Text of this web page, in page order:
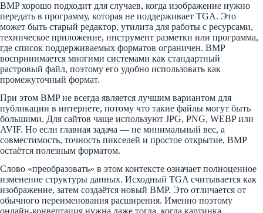
BMP хорошо подходит для случаев, когда изображение нужно
передать в программу, которая не поддерживает TGA. Это
может быть старый редактор, утилита для работы с ресурсами,
техническое приложение, инструмент разметки или программа,
где список поддерживаемых форматов ограничен. BMP
воспринимается многими системами как стандартный
растровый файл, поэтому его удобно использовать как
промежуточный формат.
При этом BMP не всегда является лучшим вариантом для
публикации в интернете, потому что такие файлы могут быть
большими. Для сайтов чаще используют JPG, PNG, WEBP или
AVIF. Но если главная задача — не минимальный вес, а
совместимость, точность пикселей и простое открытие, BMP
остаётся полезным форматом.
Слово «преобразовать» в этом контексте означает полноценное
изменение структуры данных. Исходный TGA считывается как
изображение, затем создаётся новый BMP. Это отличается от
обычного переименования расширения. Именно поэтому
онлайн-конвертация нужна даже тогда, когда картинка